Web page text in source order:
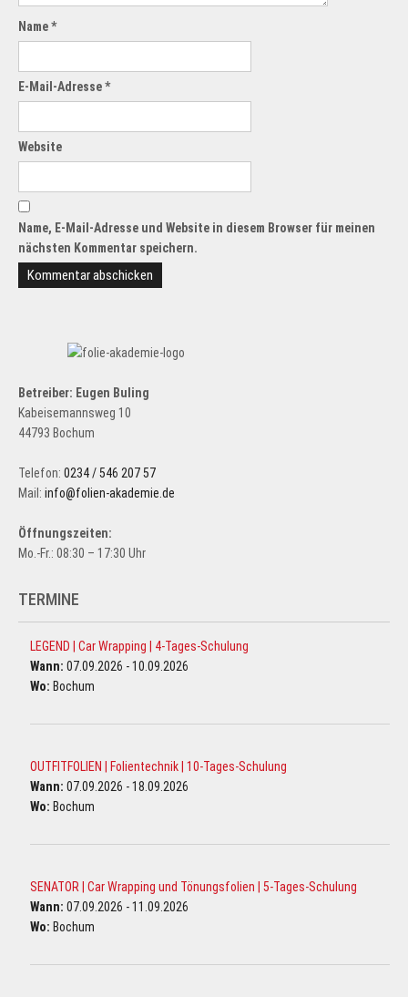
Name*
E-Mail-Adresse*
Website
Name, E-Mail-Adresse und Website in diesem Browser für meinen
nächsten Kommentar speichern.
Betreiber: Eugen Buling
Kabeisemannsweg 10
44793 Bochum
Telefon: 0234 / 546 207 57
Mail: info@folien-akademie.de
Öffnungszeiten:
Mo.-Fr.: 08:30 – 17:30 Uhr
TERMINE
LEGEND | Car Wrapping | 4-Tages-Schulung
Wann: 07.09.2026 - 10.09.2026
Wo: Bochum
OUTFITFOLIEN | Folientechnik | 10-Tages-Schulung
Wann: 07.09.2026 - 18.09.2026
Wo: Bochum
SENATOR | Car Wrapping und Tönungsfolien | 5-Tages-Schulung
Wann: 07.09.2026 - 11.09.2026
Wo: Bochum